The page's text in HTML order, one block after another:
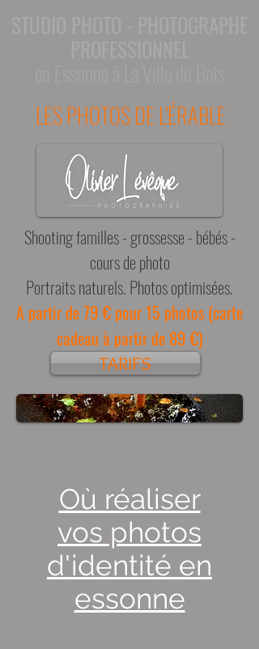
LES PHOTOS DE L'ÉRABLE
Shooting familles - grossesse - bébés -
cours de photo
Portraits naturels. Photos optimisées.
A partir de79 € pour 15 photos (carte
cadeau à partir de 89 €)
TARIFS
Où réaliser
vos photos
d'identité en
essonne